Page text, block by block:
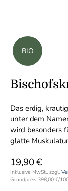
BIO
Das erdig,
unter dem
wird besonders
glatte
19,90 €
Inklusive MwSt., zzgl.
Grundpreis 398,00 €/